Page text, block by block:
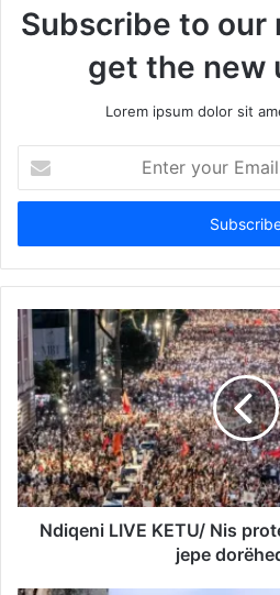
Subscribe to our
get the new
Lorem ipsum dolor sit
your
Email
Ndiqeni LIVE KETU/ Nis
jepe